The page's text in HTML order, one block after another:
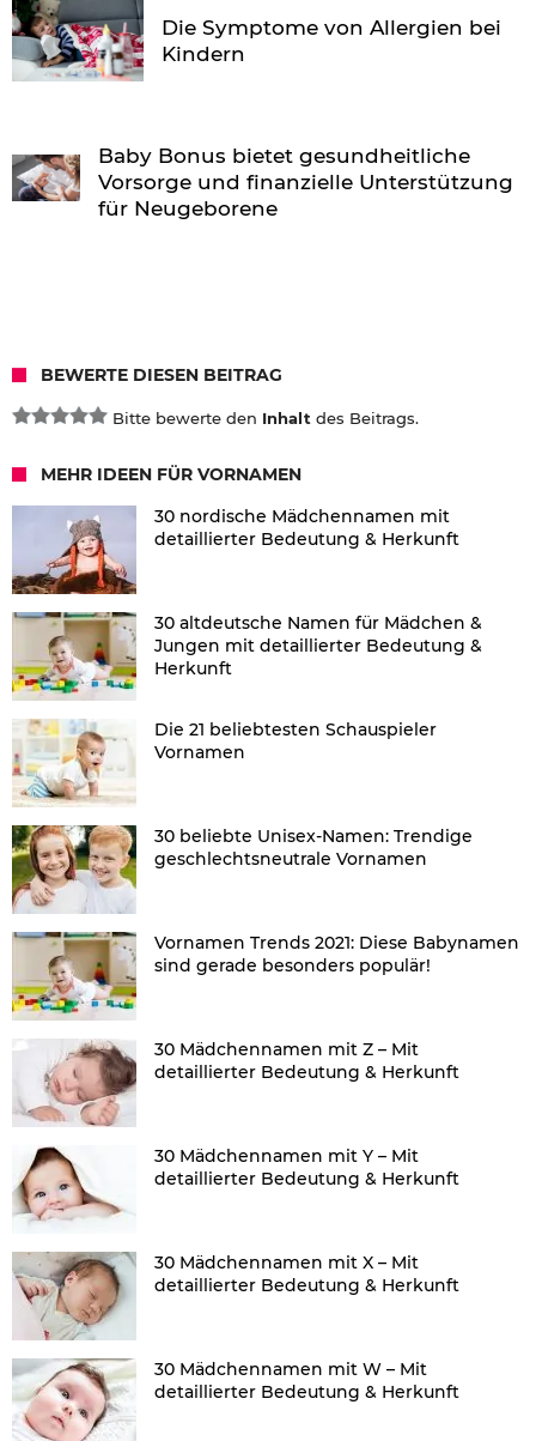
Die Symptome von Allergien bei
Kindern
Baby Bonus bietet gesundheitliche
Vorsorge und finanzielle Unterstützung
für Neugeborene
BEWERTE DIESEN BEITRAG
Bitte bewerte den Inhalt des Beitrags.
MEHR IDEEN FÜR VORNAMEN
30 nordische Mädchennamen mit
detaillierter Bedeutung & Herkunft
30 altdeutsche Namen für Mädchen &
Jungen mit detaillierter Bedeutung &
Herkunft
Die 21 beliebtesten Schauspieler
Vornamen
30 beliebte Unisex-Namen: Trendige
geschlechtsneutrale Vornamen
Vornamen Trends 2021: Diese Babynamen
sind gerade besonders populär!
30 Mädchennamen mit Z – Mit
detaillierter Bedeutung & Herkunft
30 Mädchennamen mit Y – Mit
detaillierter Bedeutung & Herkunft
30 Mädchennamen mit X – Mit
detaillierter Bedeutung & Herkunft
30 Mädchennamen mit W – Mit
detaillierter Bedeutung & Herkunft